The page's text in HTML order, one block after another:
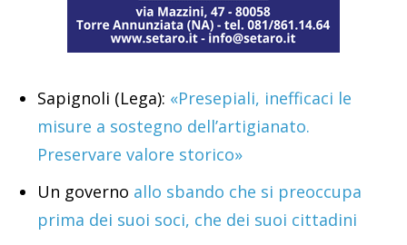
Sapignoli (Lega): «Presepiali, inefficaci le
misure a sostegno dell’artigianato.
Preservare valore storico»
Un governo allo sbando che si preoccupa
prima dei suoi soci, che dei suoi cittadini